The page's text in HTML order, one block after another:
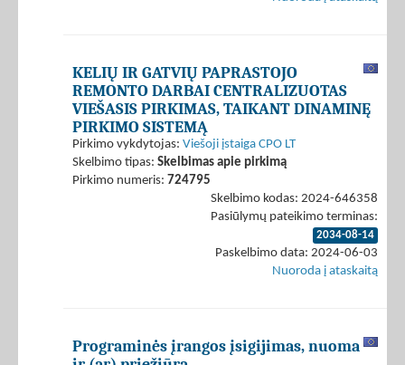
KELIŲ IR GATVIŲ PAPRASTOJO
REMONTO DARBAI CENTRALIZUOTAS
VIEŠASIS PIRKIMAS, TAIKANT DINAMINĘ
PIRKIMO SISTEMĄ
Pirkimo vykdytojas: Viešoji įstaiga CPO LT
Skelbimo tipas: Skelbimas apie pirkimą
Pirkimo numeris: 724795
Skelbimo kodas: 2024-646358
Pasiūlymų pateikimo terminas:
2034-08-14
Paskelbimo data: 2024-06-03
Nuoroda į ataskaitą
Programinės įrangos įsigijimas, nuoma